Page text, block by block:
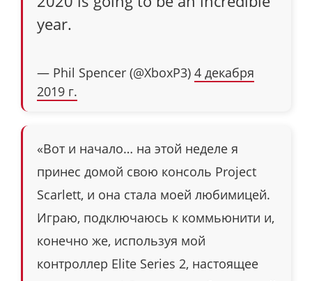
year.
— Phil Spencer (@XboxP3) 4 декабря
2019 г.
«Вот и начало… на этой неделе я
принес домой свою консоль Project
Scarlett, и она стала моей любимицей.
Играю, подключаюсь к коммьюнити и,
конечно же, используя мой
контроллер Elite Series 2, настоящее